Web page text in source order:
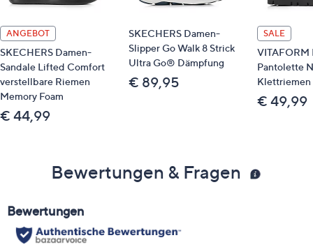
ANGEBOT
SKECHERS Damen-
Sandale Lifted Comfort
verstellbare Riemen
Memory Foam
€ 44,99
SKECHERS Damen-
Slipper Go Walk 8 Strick
Ultra Go® Dämpfung
€ 89,95
SALE
VITAFORM
Pantolette
Klettriemen
€ 49,99
Bewertungen & Fragen